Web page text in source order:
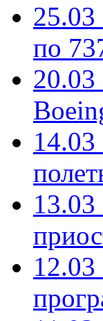
25.03
по
20.03
13.03
12.03